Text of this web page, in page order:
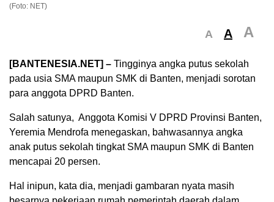
(Foto: NET)
A A A
[BANTENESIA.NET] – Tingginya angka putus sekolah
pada usia SMA maupun SMK di Banten, menjadi sorotan
para anggota DPRD Banten.
Salah satunya, Anggota Komisi V DPRD Provinsi Banten,
Yeremia Mendrofa menegaskan, bahwasannya angka
anak putus sekolah tingkat SMA maupun SMK di Banten
mencapai 20 persen.
Hal inipun, kata dia, menjadi gambaran nyata masih